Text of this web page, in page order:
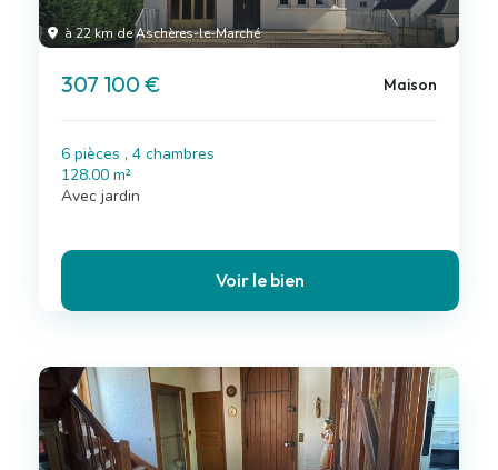
à 22 km de Aschères-le-Marché
307 100 € Maison
6 pièces , 4 chambres
128.00 m²
Avec jardin
Voir le bien